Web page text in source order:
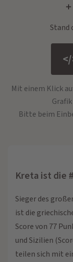
Stand
Mit einem Klick
Bitte beim
Kreta ist die
Sieger des
ist die
Score von 77
und Sizilien
teilen sich mit